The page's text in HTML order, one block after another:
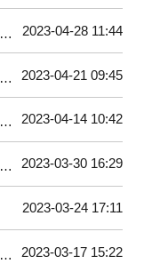
2023-04-28 11:44
2023-04-21 09:45
2023-04-14 10:42
2023-03-30 16:29
2023-03-24 17:11
2023-03-17 15:22